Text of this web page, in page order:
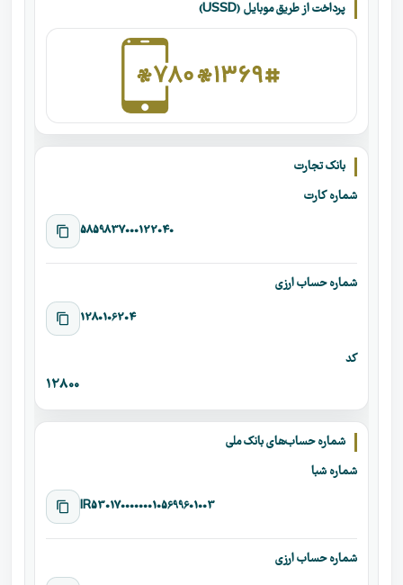
پرداخت از طریق موبایل (USSD)
بانک تجارت
شماره کارت
5859837000122040
شماره حساب ارزی
1280106204
کد
12800
شماره حساب‌های بانک ملی
شماره شبا
IR530170000000105699601003
شماره حساب ارزی